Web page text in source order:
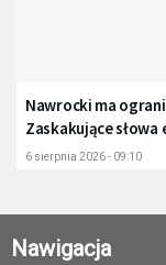
Nawrocki ma
Zaskakujące słowa
6 sierpnia 2026 - 09:10
Nawigacja